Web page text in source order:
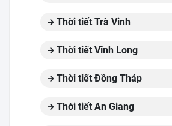
Thời tiết Trà Vinh
Thời tiết Vĩnh Long
Thời tiết Đồng Tháp
Thời tiết An Giang